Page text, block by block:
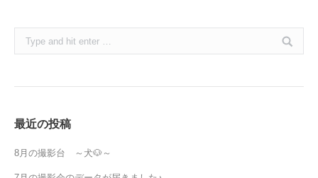
Search:
最近の投稿
8月の撮影台 ～犬🐶～